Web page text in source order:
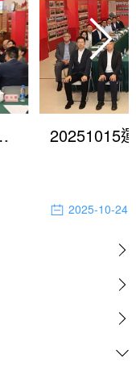
重點聽取歸僑總會意見
2025-10-24